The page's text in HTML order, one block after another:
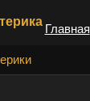
Главная